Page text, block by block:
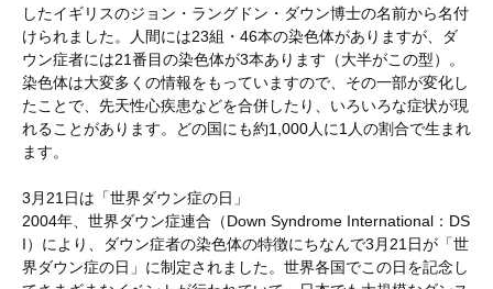
したイギリスのジョン・ラングドン・ダウン博士の名前から名付
けられました。人間には23組・46本の染色体がありますが、ダ
ウン症者には21番目の染色体が3本あります（大半がこの型）。
染色体は大変多くの情報をもっていますので、その一部が変化し
たことで、先天性心疾患などを合併したり、いろいろな症状が現
れることがあります。どの国にも約1,000人に1人の割合で生まれ
ます。
3月21日は「世界ダウン症の日」
2004年、世界ダウン症連合（Down Syndrome International：DS
I）により、ダウン症者の染色体の特徴にちなんで3月21日が「世
界ダウン症の日」に制定されました。世界各国でこの日を記念し